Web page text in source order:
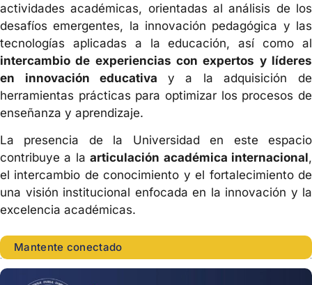
actividades académicas, orientadas al análisis de los
desafíos emergentes, la innovación pedagógica y las
tecnologías aplicadas a la educación, así como al
intercambio de experiencias con expertos y líderes
en innovación educativa y a la adquisición de
herramientas prácticas para optimizar los procesos de
enseñanza y aprendizaje.
La presencia de la Universidad en este espacio
contribuye a laarticulación académica internacional,
el intercambio de conocimiento y el fortalecimiento de
una visión institucional enfocada en la innovación y la
excelencia académicas.
Mantente conectado